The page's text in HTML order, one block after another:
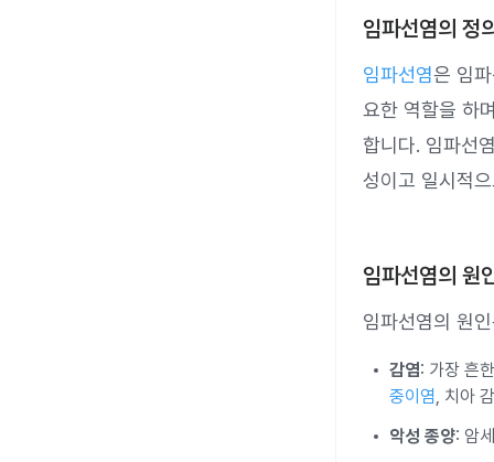
임파선염의 정
임파선염은 임
요한 역할을 하
합니다. 임파선
성이고 일시적
임파선염의 원
임파선염의 원
감염: 가장 흔
중이염, 치아
악성 종양: 암